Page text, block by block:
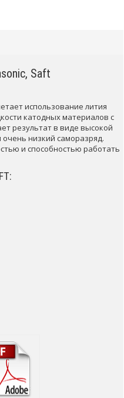
Saft
использование лития
катодных материалов с
результат в виде высокой
низкий саморазряд.
и способностью работать